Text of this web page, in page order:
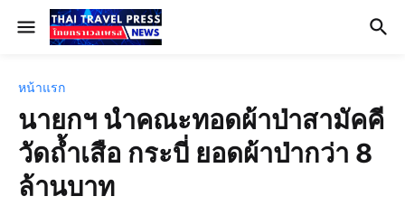
หน้าแรก
นายกฯ นำคณะทอดผ้าป่าสามัคคี
วัดถ้ำเสือ กระบี่ ยอดผ้าป่ากว่า 8
ล้านบาท